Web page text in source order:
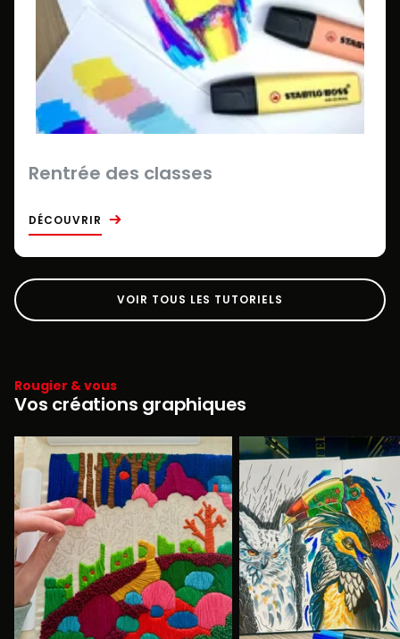
Rentrée des classes
DÉCOUVRIR
VOIR TOUS LES TUTORIELS
Rougier & vous
Vos créations graphiques